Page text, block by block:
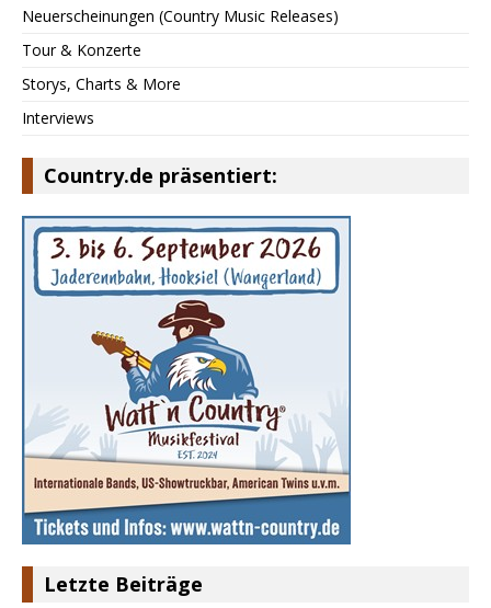
Neuerscheinungen (Country Music Releases)
Tour & Konzerte
Storys, Charts & More
Interviews
Country.de präsentiert:
Letzte Beiträge